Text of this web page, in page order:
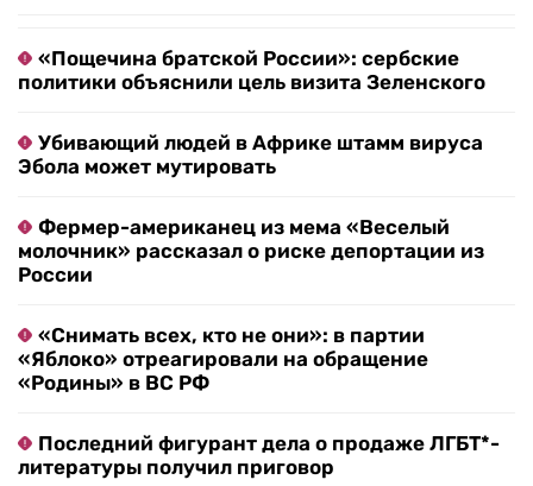
«Пощечина братской России»: сербские
политики объяснили цель визита Зеленского
Убивающий людей в Африке штамм вируса
Эбола может мутировать
Фермер-американец из мема «Веселый
молочник» рассказал о риске депортации из
России
«Снимать всех, кто не они»: в партии
«Яблоко» отреагировали на обращение
«Родины» в ВС РФ
Последний фигурант дела о продаже ЛГБТ*-
литературы получил приговор